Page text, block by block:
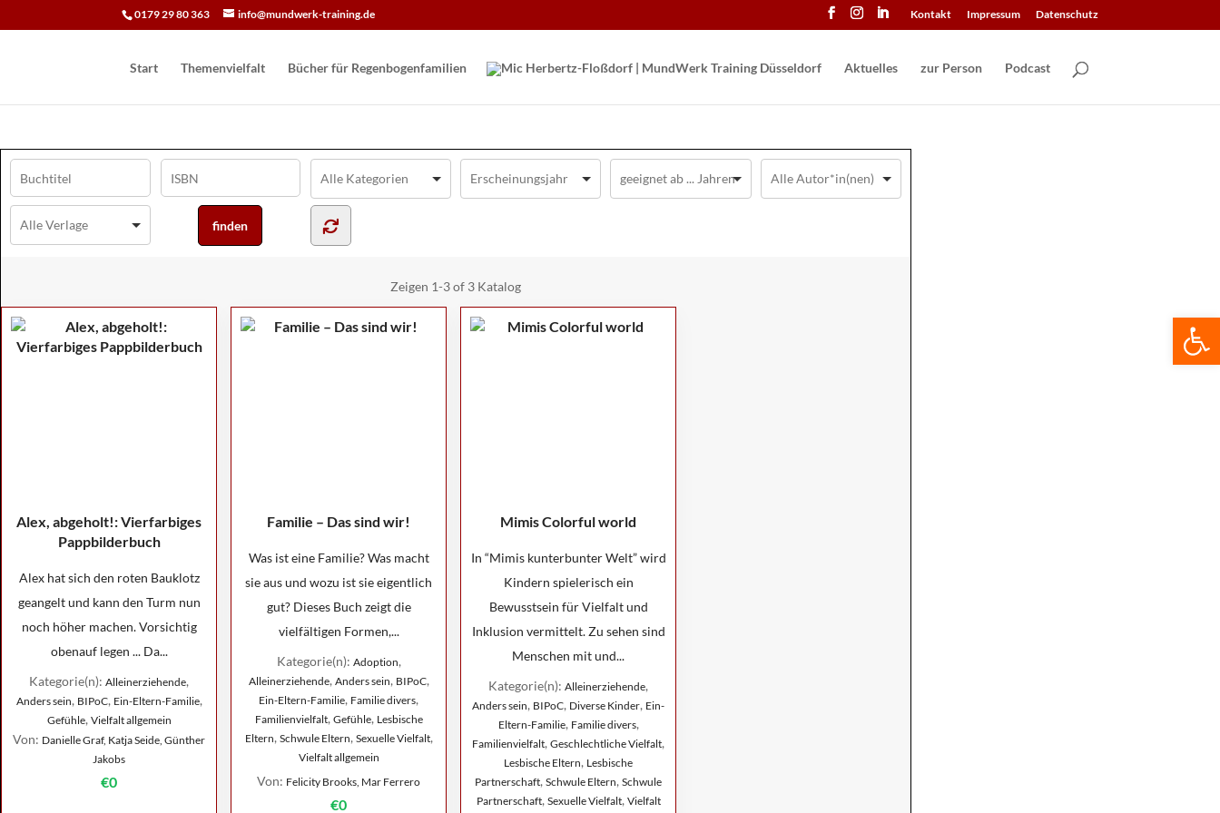
0179 29 80 363 info@mundwerk-training.de Kontakt Impressum Datenschutz
Start Themenvielfalt Bücher für Regen­bogen­familien Aktuelles zur Person Podcast
Zeigen 1-3 of 3 Katalog
Alex, abgeholt!: Vierfarbiges
Pappbilderbuch
Alex hat sich den roten Bauklotz
geangelt und kann den Turm nun
noch höher machen. Vorsichtig
obenauf legen ... Da...
Kategorie(n): Alleinerziehende,
Anders sein, BIPoC, Ein-Eltern-Familie,
Gefühle, Vielfalt allgemein
Von: Danielle Graf, Katja Seide, Günther
Jakobs
€0
Familie – Das sind wir!
Was ist eine Familie? Was macht
sie aus und wozu ist sie eigentlich
gut? Dieses Buch zeigt die
vielfältigen Formen,...
Kategorie(n): Adoption,
Alleinerziehende, Anders sein, BIPoC,
Ein-Eltern-Familie, Familie divers,
Familienvielfalt, Gefühle, Lesbische
Eltern, Schwule Eltern, Sexuelle Vielfalt,
Vielfalt allgemein
Von: Felicity Brooks, Mar Ferrero
€0
Mimis Colorful world
In “Mimis kunterbunter Welt” wird
Kindern spielerisch ein
Bewusstsein für Vielfalt und
Inklusion vermittelt. Zu sehen sind
Menschen mit und...
Kategorie(n): Alleinerziehende,
Anders sein, BIPoC, Diverse Kinder, Ein-
Eltern-Familie, Familie divers,
Familienvielfalt, Geschlechtliche Vielfalt,
Lesbische Eltern, Lesbische
Partnerschaft, Schwule Eltern, Schwule
Partnerschaft, Sexuelle Vielfalt, Vielfalt